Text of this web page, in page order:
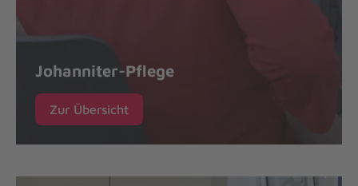
Johanniter-Pflege
Zur Übersicht